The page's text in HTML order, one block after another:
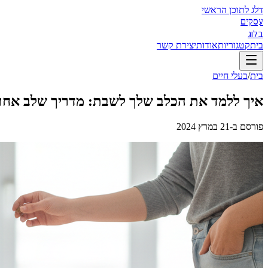
דלג לתוכן הראשי
עסקים
בלוג
ביתקטגוריותאודותיצירת קשר
בית/בעלי חיים
איך ללמד את הכלב שלך לשבת: מדריך שלב
פורסם ב-21 במרץ 2024